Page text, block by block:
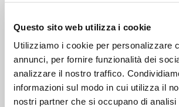
Questo sito web utilizza i cookie
Utilizziamo i cookie per personalizzare
annunci, per fornire funzionalità dei
analizzare il nostro traffico.
informazioni sul modo in cui utilizza il
nostri partner che si occupano di analisi
VIENI A CONOSCERCI